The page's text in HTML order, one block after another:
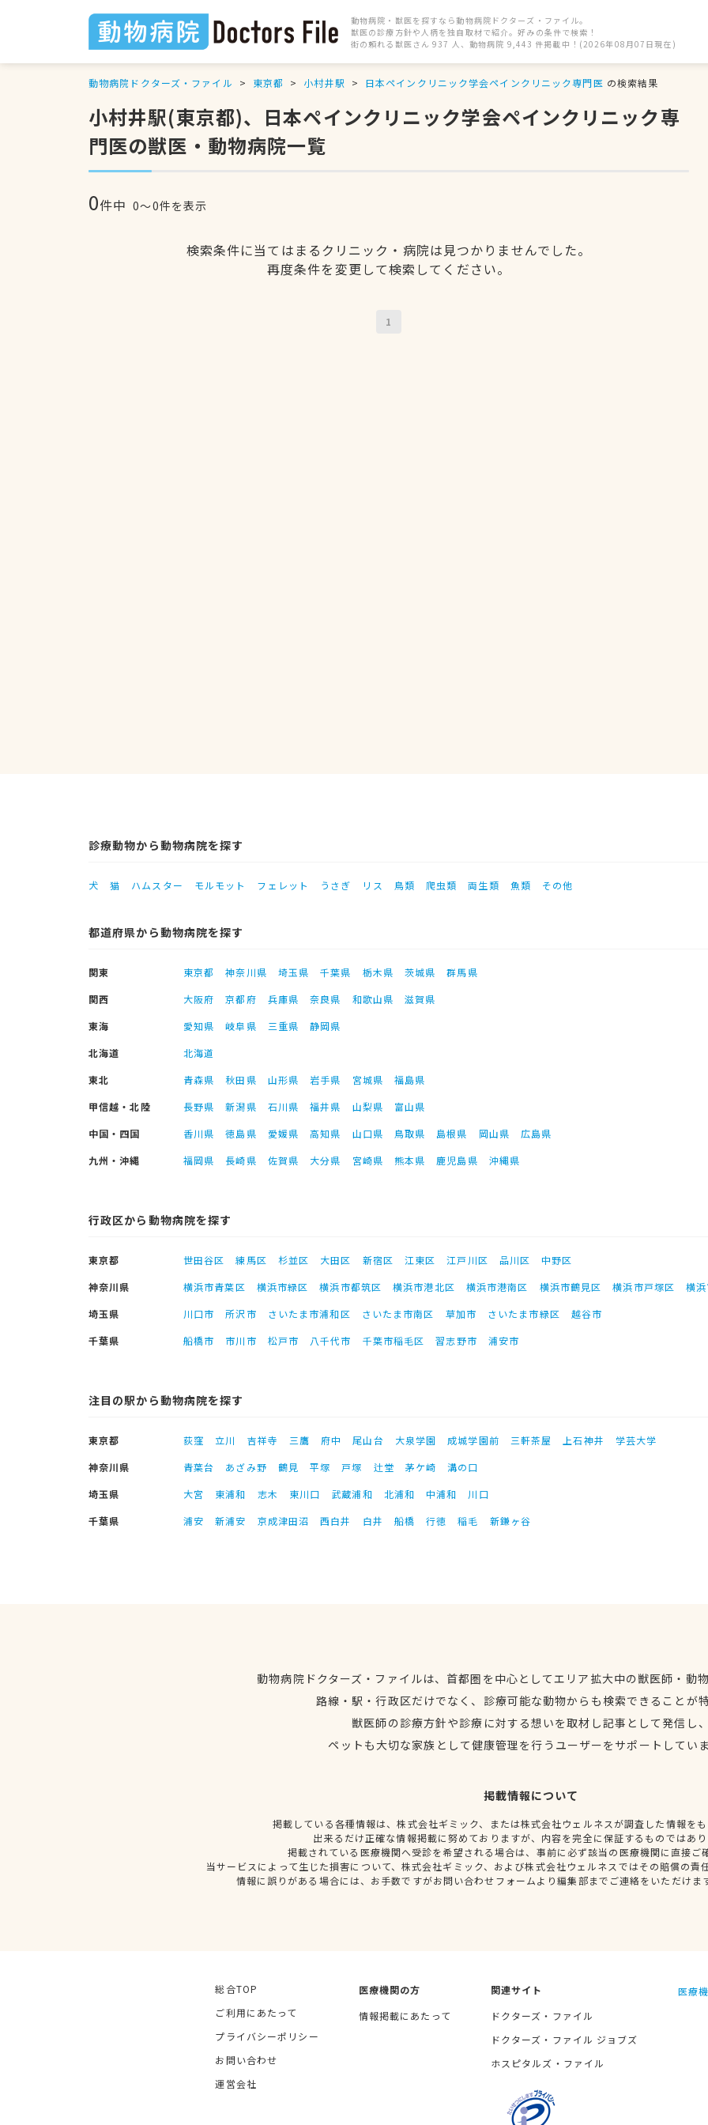
動物病院・獣医を探すなら動物病院ドクターズ・ファイル。
獣医の診療方針や人柄を独自取材で紹介。好みの条件で検索！
街の頼れる獣医さん 937 人、動物病院 9,443 件掲載中！(2026年08月07日現在)
動物病院ドクターズ・ファイル 東京都 小村井駅 日本ペインクリニック学会ペインクリニック専門医 の検索結果
小村井駅(東京都)、日本ペインクリニック学会ペインクリニック専
門医の獣医・動物病院一覧
0件中 0〜0件を表示
検索条件に当てはまるクリニック・病院は見つかりませんでした。
再度条件を変更して検索してください。
1
診療動物から動物病院を探す
犬 猫 ハムスター モルモット フェレット うさぎ リス 鳥類 爬虫類 両生類 魚類 その他
都道府県から動物病院を探す
関東 東京都 神奈川県 埼玉県 千葉県 栃木県 茨城県
群馬県
関西
大阪府 京都府 兵庫県 奈良県 和歌山県
滋賀県
東海
愛知県 岐阜県 三重県
静岡県
北海道
北海道
東北
青森県 秋田県 山形県 岩手県 宮城県
福島県
甲信越・北陸
長野県 新潟県 石川県 福井県 山梨県
富山県
中国・四国
香川県 徳島県 愛媛県 高知県 山口県 鳥取県 島根県 岡山県
広島県
九州・沖縄
福岡県 長崎県 佐賀県 大分県 宮崎県 熊本県 鹿児島県 沖縄県
行政区から動物病院を探す
東京都 世田谷区 練馬区 杉並区 大田区 新宿区 江東区 江戸川区 品川区
中野区
神奈川県
横浜市青葉区 横浜市緑区 横浜市都筑区 横浜市港北区 横浜市港南区 横浜市鶴見区 横浜市戸塚区
横
埼玉県
川口市 所沢市 さいたま市浦和区 さいたま市南区 草加市 さいたま市緑区
越谷市
千葉県
船橋市 市川市 松戸市 八千代市 千葉市稲毛区 習志野市 浦安市
注目の駅から動物病院を探す
東京都 荻窪 立川 吉祥寺 三鷹 府中 尾山台 大泉学園 成城学園前 三軒茶屋 上石神井
学芸大学
神奈川県
青葉台 あざみ野 鶴見 平塚 戸塚 辻堂 茅ケ崎
溝の口
埼玉県
大宮 東浦和 志木 東川口 武蔵浦和 北浦和 中浦和
川口
千葉県
浦安 新浦安 京成津田沼 西白井 白井 船橋 行徳 稲毛 新鎌ヶ谷
動物病院ドクターズ・ファイルは、首都圏を中心としてエリア拡大中の獣医師・動
路線・駅・行政区だけでなく、診療可能な動物からも検索できることが
獣医師の診療方針や診療に対する想いを取材し記事として発信し
ペットも大切な家族として健康管理を行うユーザーをサポートしてい
掲載情報について
掲載している各種情報は、株式会社ギミック、または株式会社ウェルネスが調査した情報を
出来るだけ正確な情報掲載に努めておりますが、内容を完全に保証するものではあ
掲載されている医療機関へ受診を希望される場合は、事前に必ず該当の医療機関に直接ご
当サービスによって生じた損害について、株式会社ギミック、および株式会社ウェルネスではその賠償の責
情報に誤りがある場合には、お手数ですがお問い合わせフォームより編集部までご連絡をいただけま
総合TOP
ご利用にあたって
プライバシーポリシー
お問い合わせ
運営会社
医療機関の方
情報掲載にあたって
関連サイト
ドクターズ・ファイル
ドクターズ・ファイル ジョブズ
ホスピタルズ・ファイル
医療